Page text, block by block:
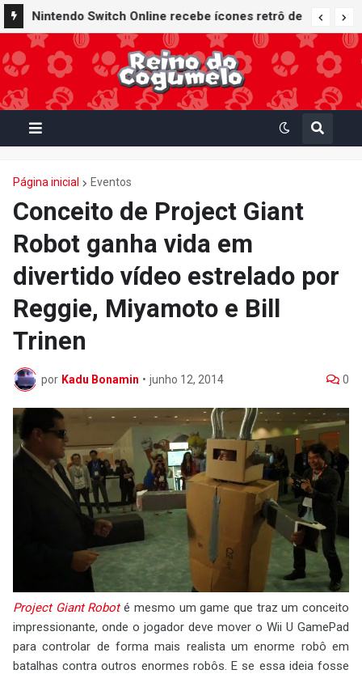
Nintendo Switch Online recebe ícones retrô de
Mario Paint (SNES) e Mario Kart: Super Circuit
(GBA)
Página inicial Eventos
Conceito de Project Giant
Robot ganha vida em
divertido vídeo estrelado por
Reggie, Miyamoto e Bill
Trinen
por Kadu Bonamin • junho 12, 2014 0
Project Giant Roboté mesmo um game que traz um conceito
impressionante, onde o jogador deve mover o Wii U GamePad
para controlar de forma mais realista um enorme robô em
batalhas contra outros enormes robôs. E se essa ideia fosse